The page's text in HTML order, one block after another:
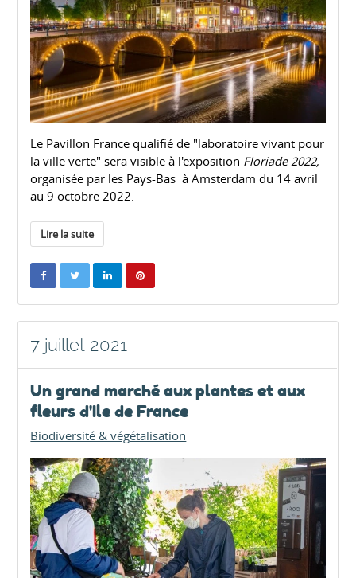
Le Pavillon France qualifié de "laboratoire vivant pour
la ville verte" sera visible à l'exposition Floriade 2022,
organisée par les Pays-Bas à Amsterdam du 14 avril
au 9 octobre 2022.
Lire la suite
7 juillet 2021
Un grand marché aux plantes et aux
fleurs d'Ile de France
Biodiversité & végétalisation